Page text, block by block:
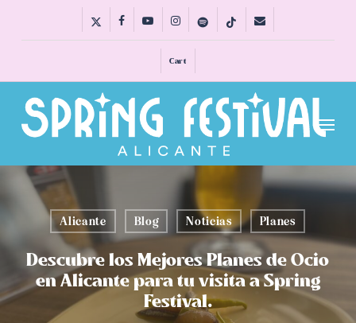
x-
facebookyoutubeinstagramspotify tiktok email
Cart
Menu
Alicante Blog Noticias Planes
Descubre los Mejores Planes de Ocio
en Alicante para tu visita a Spring
Festival.